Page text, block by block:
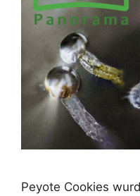
Peyote Cookies